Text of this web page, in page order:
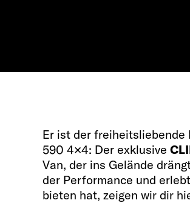
Er ist der freiheitsliebende
590 4×4: Der exklusive
Van, der ins Gelände
der Performance und
bieten hat, zeigen wir dir